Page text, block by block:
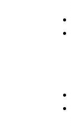
IV Xornadas
Xénero e Muller